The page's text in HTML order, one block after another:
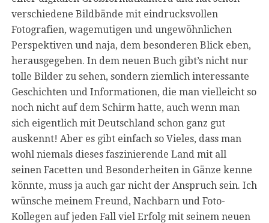
verschiedene Bildbände mit eindrucksvollen
Fotografien, wagemutigen und ungewöhnlichen
Perspektiven und naja, dem besonderen Blick eben,
herausgegeben. In dem neuen Buch gibt’s nicht nur
tolle Bilder zu sehen, sondern ziemlich interessante
Geschichten und Informationen, die man vielleicht so
noch nicht auf dem Schirm hatte, auch wenn man
sich eigentlich mit Deutschland schon ganz gut
auskennt! Aber es gibt einfach so Vieles, dass man
wohl niemals dieses faszinierende Land mit all
seinen Facetten und Besonderheiten in Gänze kenne
könnte, muss ja auch gar nicht der Anspruch sein. Ich
wünsche meinem Freund, Nachbarn und Foto-
Kollegen auf jeden Fall viel Erfolg mit seinem neuen